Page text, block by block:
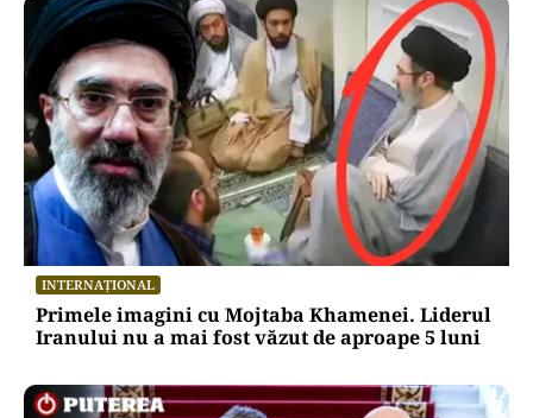
INTERNAȚIONAL
Primele imagini cu Mojtaba Khamenei. Liderul
Iranului nu a mai fost văzut de aproape 5 luni